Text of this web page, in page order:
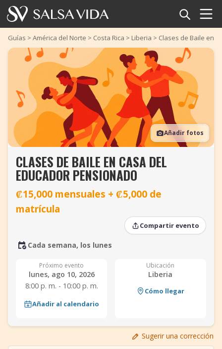
Inicio
Eventos
Noticias
Artículos
Videos
Glosario
TuneTempo
Guías > América del Norte > Costa Rica > Liberia > Clases de Baile en
Añadir fotos
CLASES DE BAILE EN CASA DEL
EDUCADOR PENSIONADO
₡15,000 mensuales + ₡5,000 de
matrícula
Compartir evento
Cada semana, los lunes
Próximo evento
lunes, ago 10, 2026
8:00 p. m. - 10:00 p. m.
Añadir al calendario
Ubicación
Liberia
Cómo llegar
Sugerir una corrección